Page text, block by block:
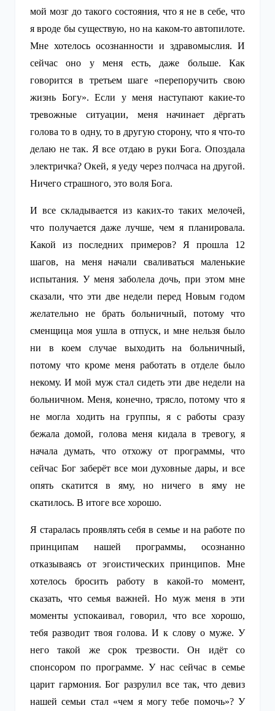
мой мозг до такого состояния, что я не в себе, что
я вроде бы существую, но на каком-то автопилоте.
Мне хотелось осознанности и здравомыслия. И
сейчас оно у меня есть, даже больше. Как
говорится в третьем шаге «перепоручить свою
жизнь Богу». Если у меня наступают какие-то
тревожные ситуации, меня начинает дёргать
голова то в одну, то в другую сторону, что я что-то
делаю не так. Я все отдаю в руки Бога. Опоздала
электричка? Окей, я уеду через полчаса на другой.
Ничего страшного, это воля Бога.
И все складывается из каких-то таких мелочей,
что получается даже лучше, чем я планировала.
Какой из последних примеров? Я прошла 12
шагов, на меня начали сваливаться маленькие
испытания. У меня заболела дочь, при этом мне
сказали, что эти две недели перед Новым годом
желательно не брать больничный, потому что
сменщица моя ушла в отпуск, и мне нельзя было
ни в коем случае выходить на больничный,
потому что кроме меня работать в отделе было
некому. И мой муж стал сидеть эти две недели на
больничном. Меня, конечно, трясло, потому что я
не могла ходить на группы, я с работы сразу
бежала домой, голова меня кидала в тревогу, я
начала думать, что отхожу от программы, что
сейчас Бог заберёт все мои духовные дары, и все
опять скатится в яму, но ничего в яму не
скатилось. В итоге все хорошо.
Я старалась проявлять себя в семье и на работе по
принципам нашей программы, осознанно
отказываясь от эгоистических принципов. Мне
хотелось бросить работу в какой-то момент,
сказать, что семья важней. Но муж меня в эти
моменты успокаивал, говорил, что все хорошо,
тебя разводит твоя голова. И к слову о муже. У
него такой же срок трезвости. Он идёт со
спонсором по программе. У нас сейчас в семье
царит гармония. Бог разрулил все так, что девиз
нашей семьи стал «чем я могу тебе помочь»? У